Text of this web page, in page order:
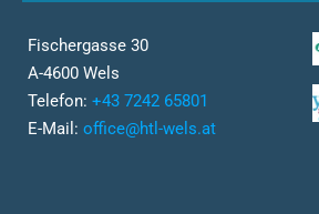
Fischergasse 30
A-4600 Wels
Telefon: +43 7242 65801
E-Mail: office@htl-wels.at